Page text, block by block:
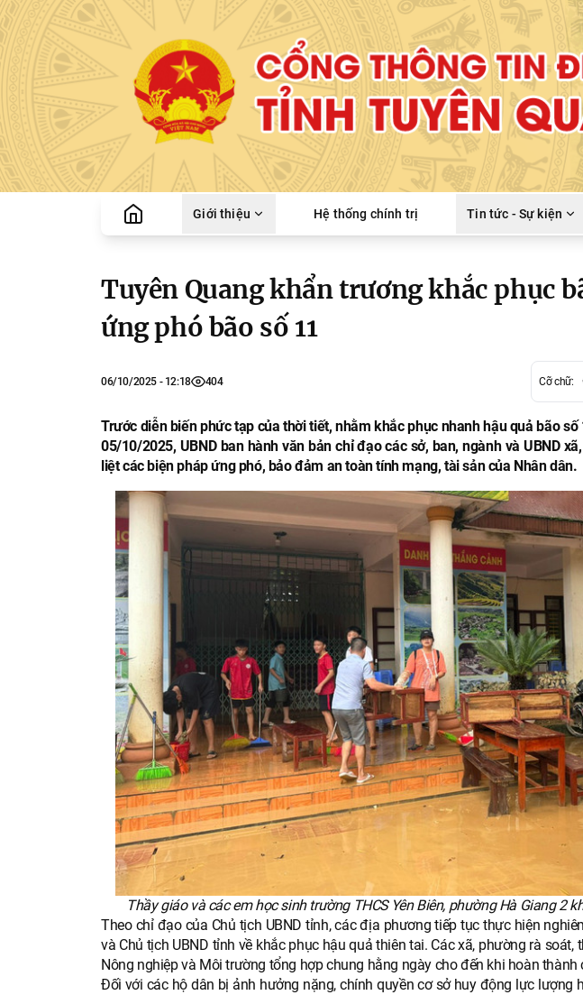
Giới thiệu Hệ thống chính trị Tin tức - Sự kiện
Tuyên Quang khẩn trương khắc phục
ứng phó bão số 11
06/10/2025 - 12:18 404 Cỡ chữ:
Trước diễn biến phức tạp của thời tiết, nhằm khắc phục nhanh hậu quả bão
05/10/2025, UBND ban hành văn bản chỉ đạo các sở, ban, ngành và UBND
liệt các biện pháp ứng phó, bảo đảm an toàn tính mạng, tài sản của Nhân dân.
Thầy giáo và các em học sinh trường THCS Yên Biên, phường Hà Giang 2
Theo chỉ đạo của Chủ tịch UBND tỉnh, các địa phương tiếp tục thực hiện
và Chủ tịch UBND tỉnh về khắc phục hậu quả thiên tai. Các xã, phường rà
Nông nghiệp và Môi trường tổng hợp chung hằng ngày cho đến khi hoàn thành
Đối với các hộ dân bị ảnh hưởng nặng, chính quyền cơ sở huy động lực lượng